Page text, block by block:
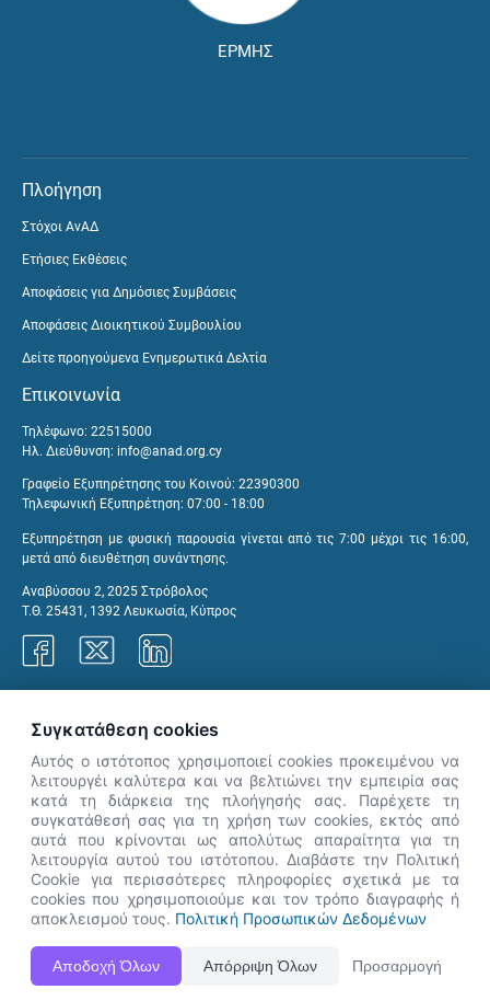
ΕΡΜΗΣ
Πλοήγηση
Στόχοι ΑνΑΔ
Ετήσιες Εκθέσεις
Αποφάσεις για Δημόσιες Συμβάσεις
Αποφάσεις Διοικητικού Συμβουλίου
Δείτε προηγούμενα Ενημερωτικά Δελτία
Επικοινωνία
Τηλέφωνο: 22515000
Ηλ. Διεύθυνση: info@anad.org.cy
Γραφείο Εξυπηρέτησης του Κοινού: 22390300
Τηλεφωνική Εξυπηρέτηση: 07:00 - 18:00
Εξυπηρέτηση με φυσική παρουσία γίνεται από τις 7:00 μέχρι τις 16:00,
μετά από διευθέτηση συνάντησης.
Αναβύσσου 2, 2025 Στρόβολος
Τ.Θ. 25431, 1392 Λευκωσία, Κύπρος
Η Ιστοσελίδα ΑνΑΔ είναι πλήρως συμβατή με τις νεότερες εκδόσεις, Google Chrome, Mozilla Firefox,
Apple Safari καθώς και Internet Explorer.
👋 Καλώς ήρθες! Είμαι η Νόησις.
Πες μου πώς μπορώ να σε βοηθήσω
σήμερα.
Συγκατάθεση cookies
Αυτός ο ιστότοπος χρησιμοποιεί cookies προκειμένου να
λειτουργέι καλύτερα και να βελτιώνει την εμπειρία σας
κατά τη διάρκεια της πλοήγησής σας. Παρέχετε τη
συγκατάθεσή σας για τη χρήση των cookies, εκτός από
αυτά που κρίνονται ως απολύτως απαραίτητα για τη
λειτουργία αυτού του ιστότοπου. Διαβάστε την Πολιτική
Cookie για περισσότερες πληροφορίες σχετικά με τα
cookies που χρησιμοποιούμε και τον τρόπο διαγραφής ή
αποκλεισμού τους. Πολιτική Προσωπικών Δεδομένων
Αποδοχή Όλων Απόρριψη Όλων Προσαρμογή